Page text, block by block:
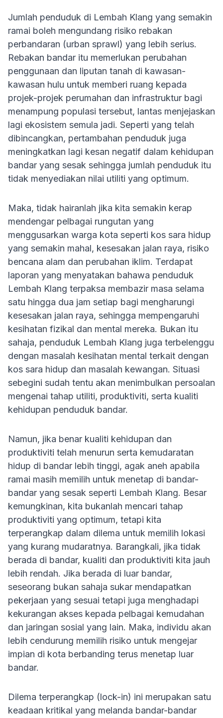
Jumlah penduduk di Lembah Klang yang semakin
ramai boleh mengundang risiko rebakan
perbandaran (urban sprawl) yang lebih serius.
Rebakan bandar itu memerlukan perubahan
penggunaan dan liputan tanah di kawasan-
kawasan hulu untuk memberi ruang kepada
projek-projek perumahan dan infrastruktur bagi
menampung populasi tersebut, lantas menjejaskan
lagi ekosistem semula jadi. Seperti yang telah
dibincangkan, pertambahan penduduk juga
meningkatkan lagi kesan negatif dalam kehidupan
bandar yang sesak sehingga jumlah penduduk itu
tidak menyediakan nilai utiliti yang optimum.
Maka, tidak hairanlah jika kita semakin kerap
mendengar pelbagai rungutan yang
menggusarkan warga kota seperti kos sara hidup
yang semakin mahal, kesesakan jalan raya, risiko
bencana alam dan perubahan iklim. Terdapat
laporan yang menyatakan bahawa penduduk
Lembah Klang terpaksa membazir masa selama
satu hingga dua jam setiap bagi mengharungi
kesesakan jalan raya, sehingga mempengaruhi
kesihatan fizikal dan mental mereka. Bukan itu
sahaja, penduduk Lembah Klang juga terbelenggu
dengan masalah kesihatan mental terkait dengan
kos sara hidup dan masalah kewangan. Situasi
sebegini sudah tentu akan menimbulkan persoalan
mengenai tahap utiliti, produktiviti, serta kualiti
kehidupan penduduk bandar.
Namun, jika benar kualiti kehidupan dan
produktiviti telah menurun serta kemudaratan
hidup di bandar lebih tinggi, agak aneh apabila
ramai masih memilih untuk menetap di bandar-
bandar yang sesak seperti Lembah Klang. Besar
kemungkinan, kita bukanlah mencari tahap
produktiviti yang optimum, tetapi kita
terperangkap dalam dilema untuk memilih lokasi
yang kurang mudaratnya. Barangkali, jika tidak
berada di bandar, kualiti dan produktiviti kita jauh
lebih rendah. Jika berada di luar bandar,
seseorang bukan sahaja sukar mendapatkan
pekerjaan yang sesuai tetapi juga menghadapi
kekurangan akses kepada pelbagai kemudahan
dan jaringan sosial yang lain. Maka, individu akan
lebih cendurung memilih risiko untuk mengejar
impian di kota berbanding terus menetap luar
bandar.
Dilema terperangkap (lock-in) ini merupakan satu
keadaan kritikal yang melanda bandar-bandar